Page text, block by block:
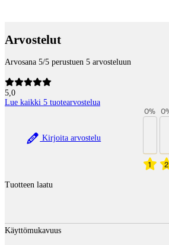
Arvostelut
Arvosana 5/5 perustuen 5 arvosteluun
5,0
Lue kaikki 5 tuotearvostelua
Kirjoita arvostelu
1
0%
2
0
Tuotteen laatu
Käyttömukavuus